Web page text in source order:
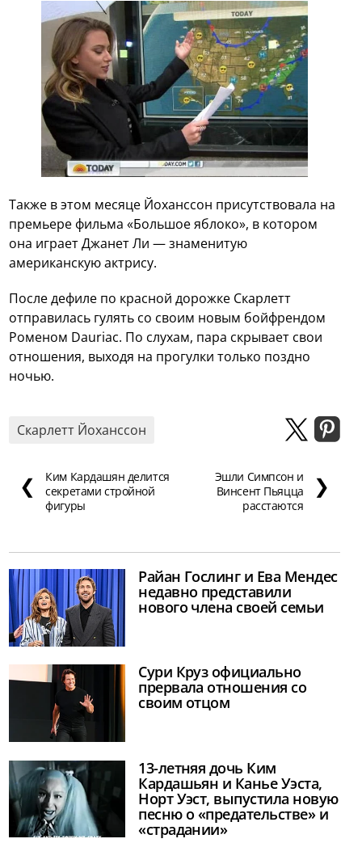
Также в этом месяце Йоханссон присутствовала на
премьере фильма «Большое яблоко», в котором
она играет Джанет Ли — знаменитую
американскую актрису.
После дефиле по красной дорожке Скарлетт
отправилась гулять со своим новым бойфрендом
Роменом Dauriac. По слухам, пара скрывает свои
отношения, выходя на прогулки только поздно
ночью.
Скарлетт Йоханссон
❮
Ким Кардашян делится
секретами стройной
фигуры
Эшли Симпсон и
Винсент Пьяцца
расстаются
❯
Райан Гослинг и Ева Мендес
недавно представили
нового члена своей семьи
Сури Круз официально
прервала отношения со
своим отцом
13-летняя дочь Ким
Кардашьян и Канье Уэста,
Норт Уэст, выпустила новую
песню о «предательстве» и
«страдании»